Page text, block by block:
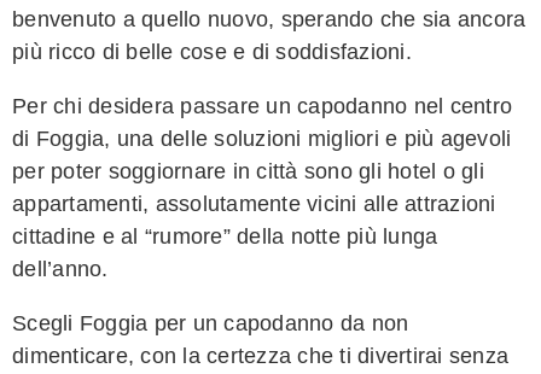
benvenuto a quello nuovo, sperando che sia ancora
più ricco di belle cose e di soddisfazioni.
Per chi desidera passare un capodanno nel centro
di Foggia, una delle soluzioni migliori e più agevoli
per poter soggiornare in città sono gli hotel o gli
appartamenti, assolutamente vicini alle attrazioni
cittadine e al “rumore” della notte più lunga
dell’anno.
Scegli Foggia per un capodanno da non
dimenticare, con la certezza che ti divertirai senza